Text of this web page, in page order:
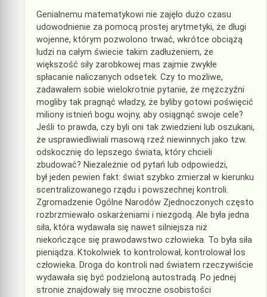
Genialnemu matematykowi nie zajęło dużo czasu
udowodnienie za pomocą prostej arytmetyki, że długi
wojenne, którym pozwolono trwać, wkrótce obciążą
ludzi na całym świecie takim zadłużeniem, że
większość siły zarobkowej mas zajmie zwykłe
spłacanie naliczanych odsetek. Czy to możliwe,
zadawałem sobie wielokrotnie pytanie, że mężczyźni
mogliby tak pragnąć władzy, że byliby gotowi poświęcić
miliony istnień bogu wojny, aby osiągnąć swoje cele?
Jeśli to prawda, czy byli oni tak zwiedzieni lub oszukani,
że usprawiedliwiali masową rzeź niewinnych jako tzw.
odskocznię do lepszego świata, który chcieli
zbudować? Niezależnie od pytań lub odpowiedzi,
był jeden pewien fakt: świat szybko zmierzał w kierunku
scentralizowanego rządu i powszechnej kontroli.
Zgromadzenie Ogólne Narodów Zjednoczonych często
rozbrzmiewało oskarżeniami i niezgodą. Ale była jedna
siła, która wydawała się nawet silniejsza niż
niekończące się prawodawstwo człowieka. To była siła
pieniądza. Ktokolwiek to kontrolował, kontrolował los
człowieka. Droga do kontroli nad światem rzeczywiście
wydawała się być podzieloną autostradą. Po jednej
stronie znajdowały się mroczne osobistości